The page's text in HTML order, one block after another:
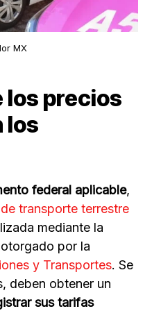
MX
los precios
los
federal aplicable,
transporte terrestre
mediante la
por la
y Transportes. Se
deben obtener un
sus tarifas